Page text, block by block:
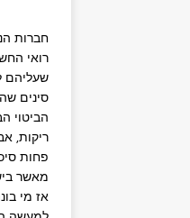
רואי
שעליהם
סינים
הביטוי
ריקות,
פחות
מאשר
אז מי